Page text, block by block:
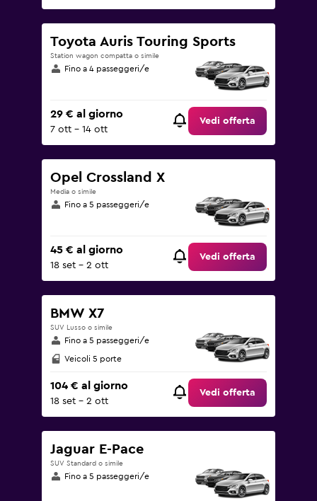
Toyota Auris Touring Sports
Station wagon compatta o simile
Fino a 4 passeggeri/e
29 € al giorno
7 ott - 14 ott
Vedi offerta
Opel Crossland X
Media o simile
Fino a 5 passeggeri/e
45 € al giorno
18 set - 2 ott
Vedi offerta
BMW X7
SUV Lusso o simile
Fino a 5 passeggeri/e
Veicoli 5 porte
104 € al giorno
18 set - 2 ott
Vedi offerta
Jaguar E-Pace
SUV Standard o simile
Fino a 5 passeggeri/e